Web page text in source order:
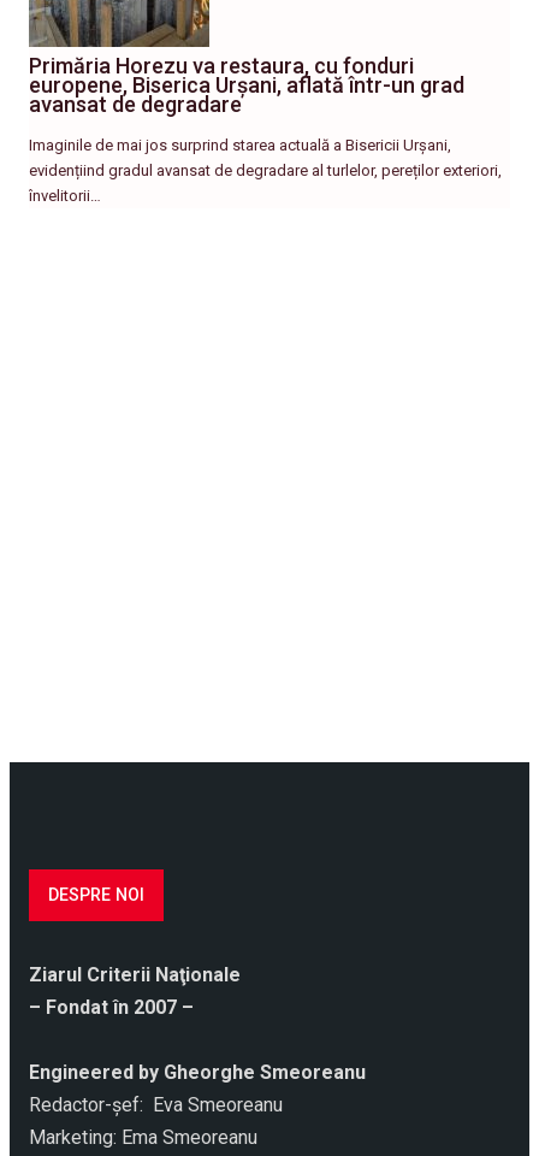
Primăria Horezu va restaura, cu fonduri
europene, Biserica Urșani, aflată într-un grad
avansat de degradare
Imaginile de mai jos surprind starea actuală a Bisericii Urșani,
evidențiind gradul avansat de degradare al turlelor, pereților exteriori,
învelitorii…
DESPRE NOI
Ziarul Criterii Naţionale
– Fondat în 2007 –
Engineered by Gheorghe Smeoreanu
Redactor-şef: Eva Smeoreanu
Marketing: Ema Smeoreanu